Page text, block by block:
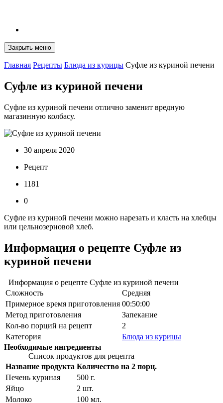
Закрыть меню
Главная Рецепты Блюда из курицы Суфле из куриной печени
Суфле из куриной печени
Суфле из куриной печени отлично заменит вредную
магазинную колбасу.
30 апреля 2020
Рецепт
1181
0
Суфле из куриной печени можно нарезать и класть на хлебцы
или цельнозерновой хлеб.
Информация о рецепте Суфле из
куриной печени
Информация о рецепте Суфле из куриной печени
Сложность
Средняя
Примерное время приготовления 00:50:00
Метод приготовления
Запекание
Кол-во порций на рецепт
2
Категория
Блюда из курицы
Необходимые ингредиенты
Список продуктов для рецепта
Название продукта Количество на 2 порц.
Печень куриная
500 г.
Яйцо
2 шт.
Молоко
100 мл.